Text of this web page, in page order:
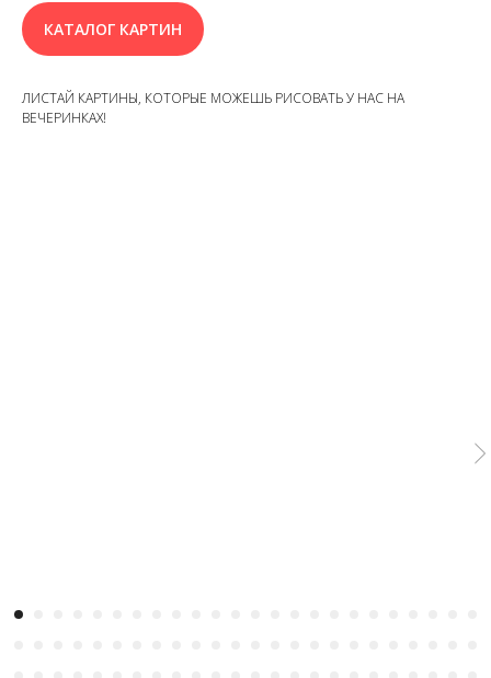
КАТАЛОГ КАРТИН
ЛИСТАЙ КАРТИНЫ, КОТОРЫЕ МОЖЕШЬ РИСОВАТЬ У НАС НА
ВЕЧЕРИНКАХ!